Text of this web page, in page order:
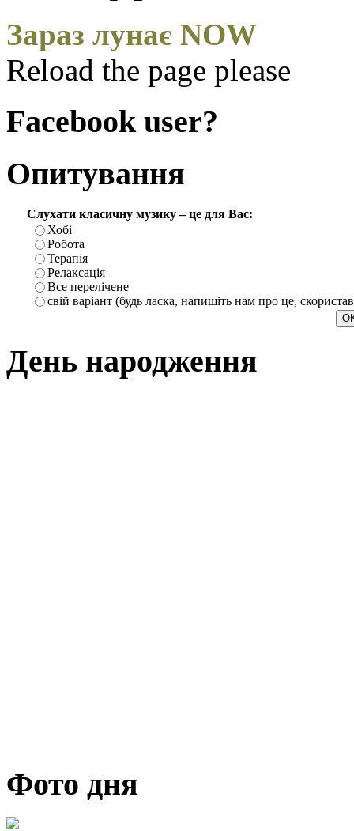
Зараз лунає NOW
Reload the page please
Facebook user?
Опитування
Слухати класичну музику – це для Вас:
Хобі
Робота
Терапія
Релаксація
Все перелічене
свій варіант (будь ласка, напишіть нам про це,
День народження
Фото дня